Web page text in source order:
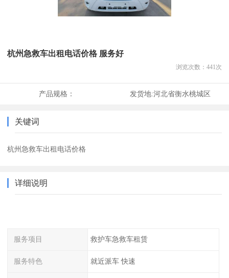
杭州急救车出租电话价格 服务好
浏览次数： 441次
产品规格： 发货地:河北省衡水桃城区
关键词
杭州急救车出租电话价格
详细说明
服务项目 救护车急救车租赁
服务特色 就近派车 快速